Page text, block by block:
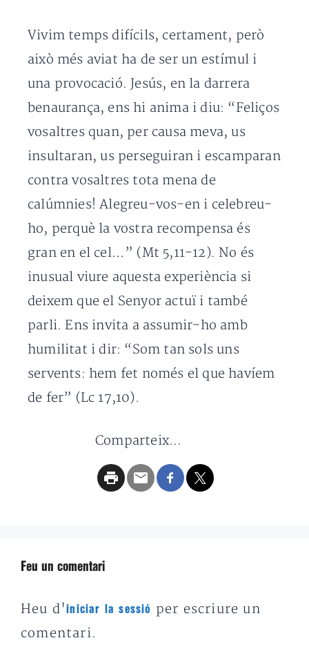
Vivim temps difícils, certament, però
això més aviat ha de ser un estímul i
una provocació. Jesús, en la darrera
benaurança, ens hi anima i diu: “Feliços
vosaltres quan, per causa meva, us
insultaran, us perseguiran i escamparan
contra vosaltres tota mena de
calúmnies! Alegreu-vos-en i celebreu-
ho, perquè la vostra recompensa és
gran en el cel…” (Mt 5,11-12). No és
inusual viure aquesta experiència si
deixem que el Senyor actuï i també
parli. Ens invita a assumir-ho amb
humilitat i dir: “Som tan sols uns
servents: hem fet només el que havíem
de fer” (Lc 17,10).
Comparteix...
Feu un comentari
Heu d'iniciar la sessió
per escriure un
comentari.